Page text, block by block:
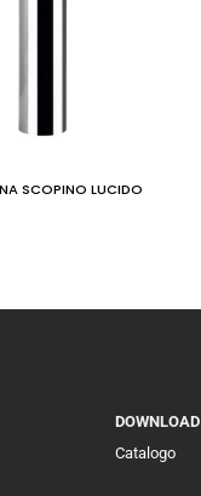
SCOPINO LUCIDO
DOWNLOAD
Catalogo